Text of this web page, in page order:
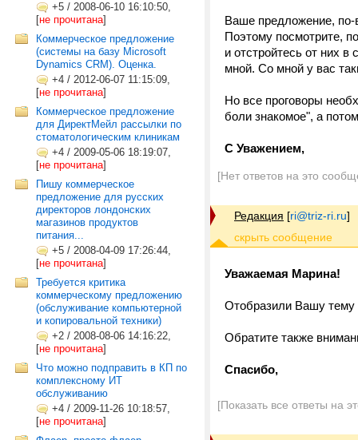
+5 / 2008-06-10 16:10:50,
[не прочитана]
Коммерческое предложение
(системы на базу Microsoft
Dynamics CRM). Оценка.
+4 / 2012-06-07 11:15:09,
[не прочитана]
Коммерческое предложение
для ДиректМейл рассылки по
стоматологическим клиникам
+4 / 2009-05-06 18:19:07,
[не прочитана]
Пишу коммерческое
предложение для русских
директоров лондонских
магазинов продуктов
питания...
+5 / 2008-04-09 17:26:44,
[не прочитана]
Требуется критика
коммерческому предложению
(обслуживание компьютерной
и копировальной техники)
+2 / 2008-08-06 14:16:22,
[не прочитана]
Что можно подправить в КП по
комплексному ИТ
обслуживанию
+4 / 2009-11-26 10:18:57,
[не прочитана]
Ваше предложение,
Поэтому посмотрите,
и отстройтесь от них
мной. Со мной у вас
Но все проговоры
боли знакомое", а
С Уважением,
[Нет ответов на это
Редакция [ri@triz-ri.ru]
Уважаемая Марина!
Отобразили Вашу тему
Обратите также
Спасибо,
[Показать все ответы на